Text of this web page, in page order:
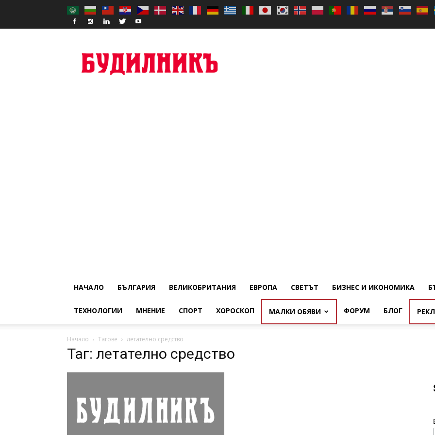
НАЧАЛО БЪЛГАРИЯ ВЕЛИКОБРИТАНИЯ ЕВРОПА СВЕТЪТ БИЗНЕС И ИКОНОМИКА
ТЕХНОЛОГИИ МНЕНИЕ СПОРТ ХОРОСКОП МАЛКИ ОБЯВИ ФОРУМ БЛОГ
Начало Тагове летателно средство
Таг: летателно средство